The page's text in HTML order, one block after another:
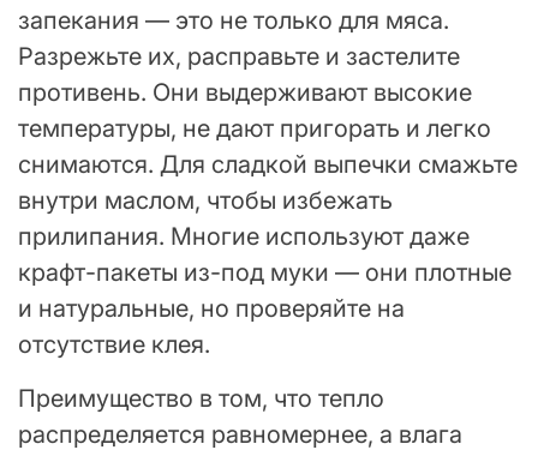
запекания — это не только для мяса.
Разрежьте их, расправьте и застелите
противень. Они выдерживают высокие
температуры, не дают пригорать и легко
снимаются. Для сладкой выпечки смажьте
внутри маслом, чтобы избежать
прилипания. Многие используют даже
крафт-пакеты из-под муки — они плотные
и натуральные, но проверяйте на
отсутствие клея.
Преимущество в том, что тепло
распределяется равномернее, а влага